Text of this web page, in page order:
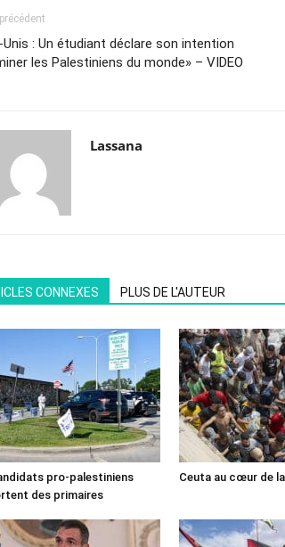
: Un étudiant déclare son intention
les Palestiniens du monde» – VIDEO
Lassana
CONNEXES PLUS DE L'AUTEUR
pro-palestiniens
des primaires
Ceuta au cœur de